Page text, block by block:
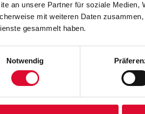
an unsere Partner für soziale Medien,
mit weiteren Daten
gesammelt haben.
Notwendig
– 0
othmer.de
DE 3669